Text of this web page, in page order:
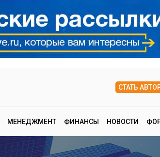
СТАТЬ
МЕНЕДЖМЕНТ ФИНАНСЫ НОВОСТИ